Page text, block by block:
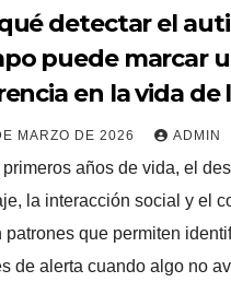
detectar el
puede marcar
en la vida de
MARZO DE 2026 ADMIN
primeros años de vida, el
la interacción social y el
patrones que permiten
de alerta cuando algo no